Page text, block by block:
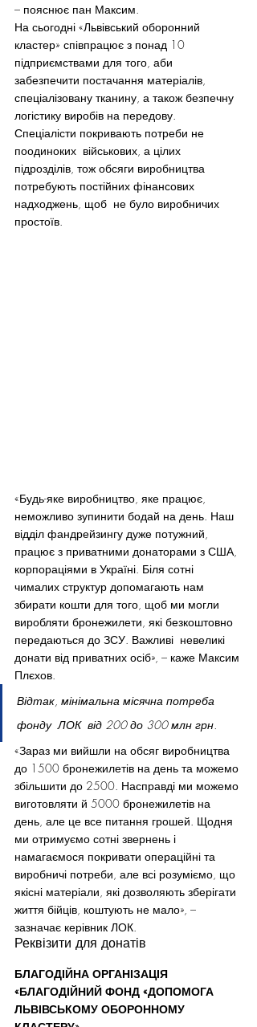
– пояснює пан Максим.
На сьогодні «Львівський оборонний
кластер» співпрацює з понад 10
підприємствами для того, аби
забезпечити постачання матеріалів,
спеціалізовану тканину, а також безпечну
логістику виробів на передову.
Спеціалісти покривають потреби не
поодиноких  військових, а цілих
підрозділів, тож обсяги виробництва
потребують постійних фінансових
надходжень, щоб  не було виробничих
простоїв.
«Будь-яке виробництво, яке працює,
неможливо зупинити бодай на день. Наш
відділ фандрейзингу дуже потужний,
працює з приватними донаторами з США,
корпораціями в Україні. Біля сотні
чималих структур допомагають нам
збирати кошти для того, щоб ми могли
виробляти бронежилети, які безкоштовно
передаються до ЗСУ. Важливі  невеликі
донати від приватних осіб», – каже Максим
Плєхов.
Відтак, мінімальна місячна потреба
фонду  ЛОК  від 200 до 300 млн грн.
«Зараз ми вийшли на обсяг виробництва
до 1500 бронежилетів на день та можемо
збільшити до 2500. Насправді ми можемо
виготовляти й 5000 бронежилетів на
день, але це все питання грошей. Щодня
ми отримуємо сотні звернень і
намагаємося покривати операційні та
виробничі потреби, але всі розуміємо, що
якісні матеріали, які дозволяють зберігати
життя бійців, коштують не мало», –
зазначає керівник ЛОК.
Реквізити для донатів
БЛАГОДІЙНА ОРГАНІЗАЦІЯ
«БЛАГОДІЙНИЙ ФОНД «ДОПОМОГА
ЛЬВІВСЬКОМУ ОБОРОННОМУ